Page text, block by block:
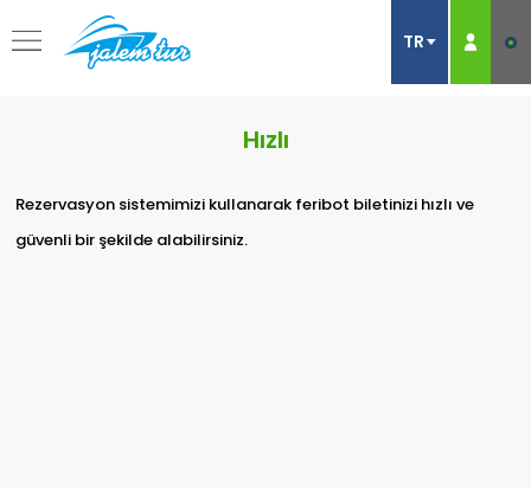
Hızlı
Rezervasyon sistemimizi kullanarak feribot biletinizi hızlı ve
güvenli bir şekilde alabilirsiniz.